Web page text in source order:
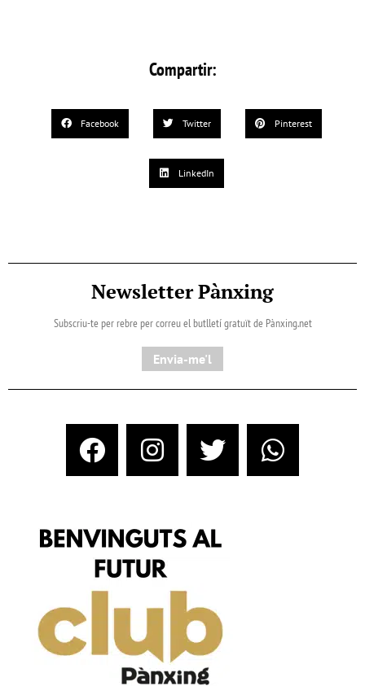
Compartir:
Facebook Twitter Pinterest
LinkedIn
Newsletter Pànxing
Subscriu-te per rebre per correu el butlletí gratuït de Pànxing.net​
Envia-me'l